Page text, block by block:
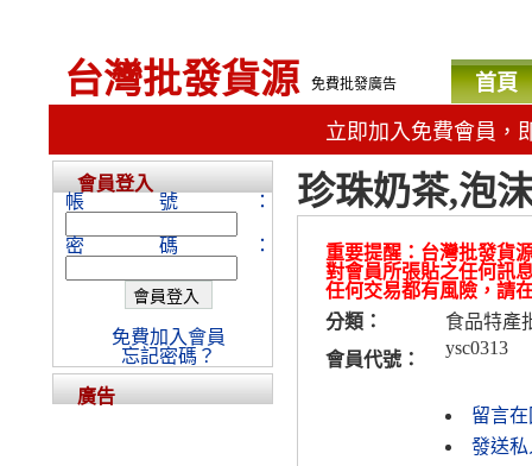
台灣批發貨源 免費批發廣告 首頁
立即加入免費會員，
珍珠奶茶,泡
重要提醒：台灣批發貨
對會員所張貼之任何訊
任何交易都有風險，請
分類：
食品特產
會員代號：
ysc0313
留言
發送私
會員登入
帳號：
密碼：
免費加入會員
忘記密碼？
廣告